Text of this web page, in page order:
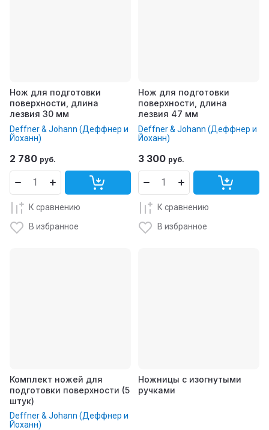
Нож для подготовки
поверхности, длина
лезвия 30 мм
Deffner & Johann (Деффнер и
Йоханн)
2 780 руб.
К сравнению
В избранное
Нож для подготовки
поверхности, длина
лезвия 47 мм
Deffner & Johann (Деффнер и
Йоханн)
3 300 руб.
К сравнению
В избранное
Комплект ножей для
подготовки поверхности (5
штук)
Deffner & Johann (Деффнер и
Йоханн)
Ножницы с изогнутыми
ручками